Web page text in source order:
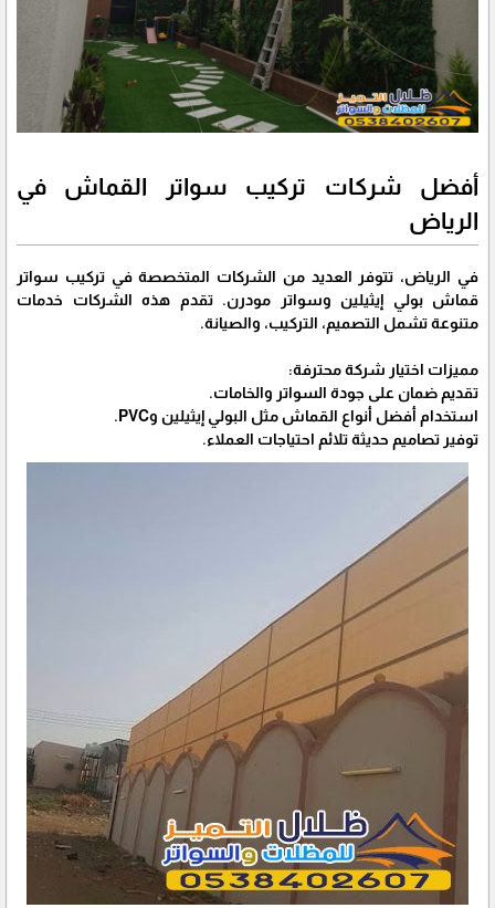
أفضل شركات تركيب سواتر القماش في
الرياض
في الرياض، تتوفر العديد من الشركات المتخصصة في تركيب سواتر
قماش بولي إيثيلين وسواتر مودرن. تقدم هذه الشركات خدمات
متنوعة تشمل التصميم، التركيب، والصيانة.
مميزات اختيار شركة محترفة:
تقديم ضمان على جودة السواتر والخامات.
استخدام أفضل أنواع القماش مثل البولي إيثيلين وPVC.
توفير تصاميم حديثة تلائم احتياجات العملاء.